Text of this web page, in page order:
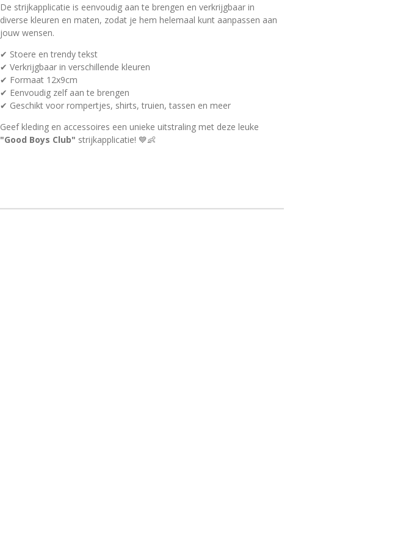
De strijkapplicatie is eenvoudig aan te brengen en verkrijgbaar in
diverse kleuren en maten, zodat je hem helemaal kunt aanpassen aan
jouw wensen.
✔ Stoere en trendy tekst
✔ Verkrijgbaar in verschillende kleuren
✔ Formaat 12x9cm
✔ Eenvoudig zelf aan te brengen
✔ Geschikt voor rompertjes, shirts, truien, tassen en meer
Geef kleding en accessoires een unieke uitstraling met deze leuke
"Good Boys Club" strijkapplicatie! 💙👶